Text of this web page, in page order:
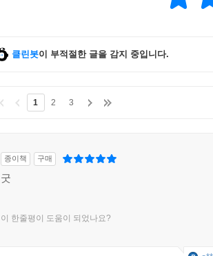
클린봇이 부적절한 글을 감지 중입니다.
1 2 3
종이책 구매
굿
이 한줄평이 도움이 되었나요?